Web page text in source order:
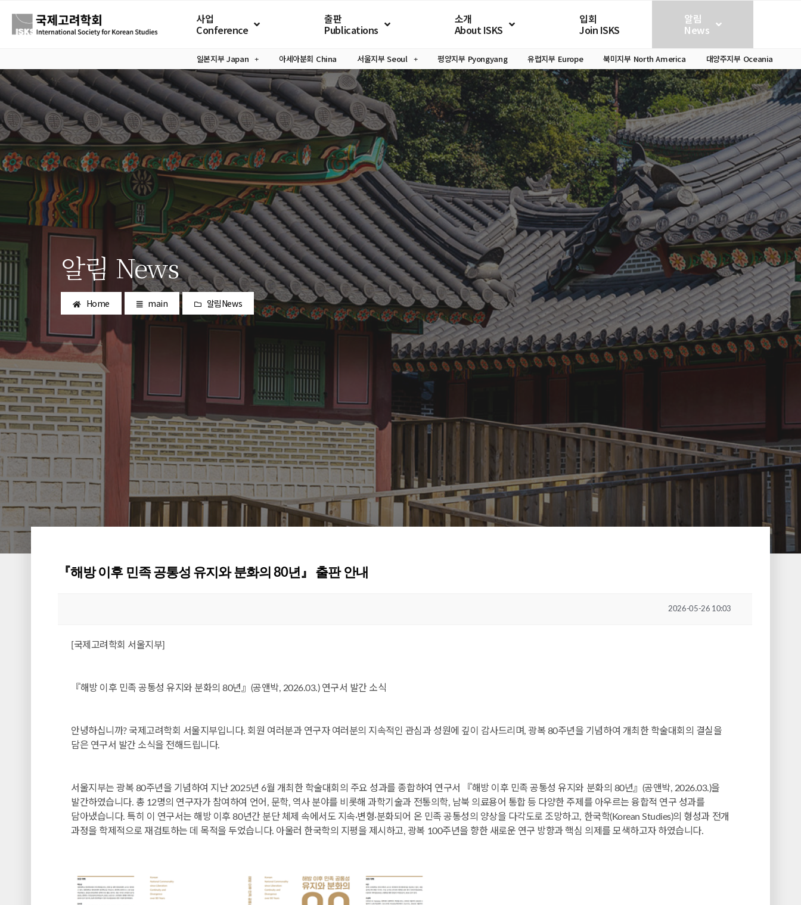
사업
Conference
출판
Publications
소개
About ISKS
입회
Join ISKS
알림
News
일본지부 Japan 아세아분회 China 서울지부 Seoul 평양지부 Pyongyang 유럽지부 Europe 북미지부 North America 대양주지부 Oceania
알림 News
Home main 알림News
『해방 이후 민족 공통성 유지와 분화의 80년』 출판 안내
2026-05-26 10:03
[국제고려학회 서울지부]
『해방 이후 민족 공통성 유지와 분화의 80년』(공앤박, 2026.03.) 연구서 발간 소식
안녕하십니까? 국제고려학회 서울지부입니다. 회원 여러분과 연구자 여러분의 지속적인 관심과 성원에 깊이 감사드리며, 광복 80주년을 기념하여 개최한 학술대회의 결실을
담은 연구서 발간 소식을 전해드립니다.
서울지부는 광복 80주년을 기념하여 지난 2025년 6월 개최한 학술대회의 주요 성과를 종합하여 연구서 『해방 이후 민족 공통성 유지와 분화의 80년』(공앤박, 2026.03.)을
발간하였습니다. 총 12명의 연구자가 참여하여 언어, 문학, 역사 분야를 비롯해 과학기술과 전통의학, 남북 의료용어 통합 등 다양한 주제를 아우르는 융합적 연구 성과를
담아냈습니다. 특히 이 연구서는 해방 이후 80년간 분단 체제 속에서도 지속·변형·분화되어 온 민족 공통성의 양상을 다각도로 조망하고, 한국학(Korean Studies)의 형성과 전개
과정을 학제적으로 재검토하는 데 목적을 두었습니다. 아울러 한국학의 지평을 제시하고, 광복 100주년을 향한 새로운 연구 방향과 핵심 의제를 모색하고자 하였습니다.